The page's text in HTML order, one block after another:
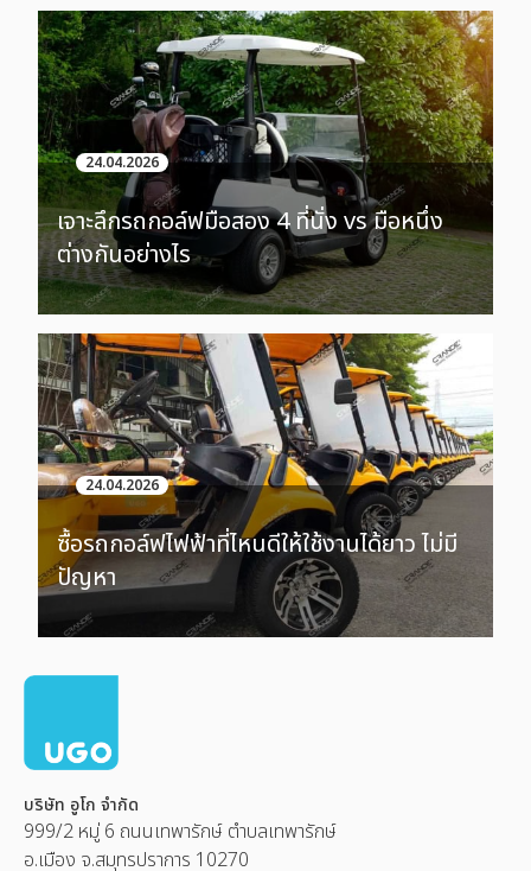
24.04.2026
เจาะลึกรถกอล์ฟมือสอง 4 ที่นั่ง vs มือหนึ่ง
ต่างกันอย่างไร
24.04.2026
ซื้อรถกอล์ฟไฟฟ้าที่ไหนดีให้ใช้งานได้ยาว ไม่มี
ปัญหา
บริษัท อูโก จำกัด
999/2 หมู่ 6 ถนนเทพารักษ์ ตำบลเทพารักษ์
อ.เมือง จ.สมุทรปราการ 10270